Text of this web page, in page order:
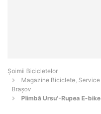
Șoimii Bicicletelor
Magazine Biciclete,
Braşov
Plimbă Ursu'-Rupea E-bike